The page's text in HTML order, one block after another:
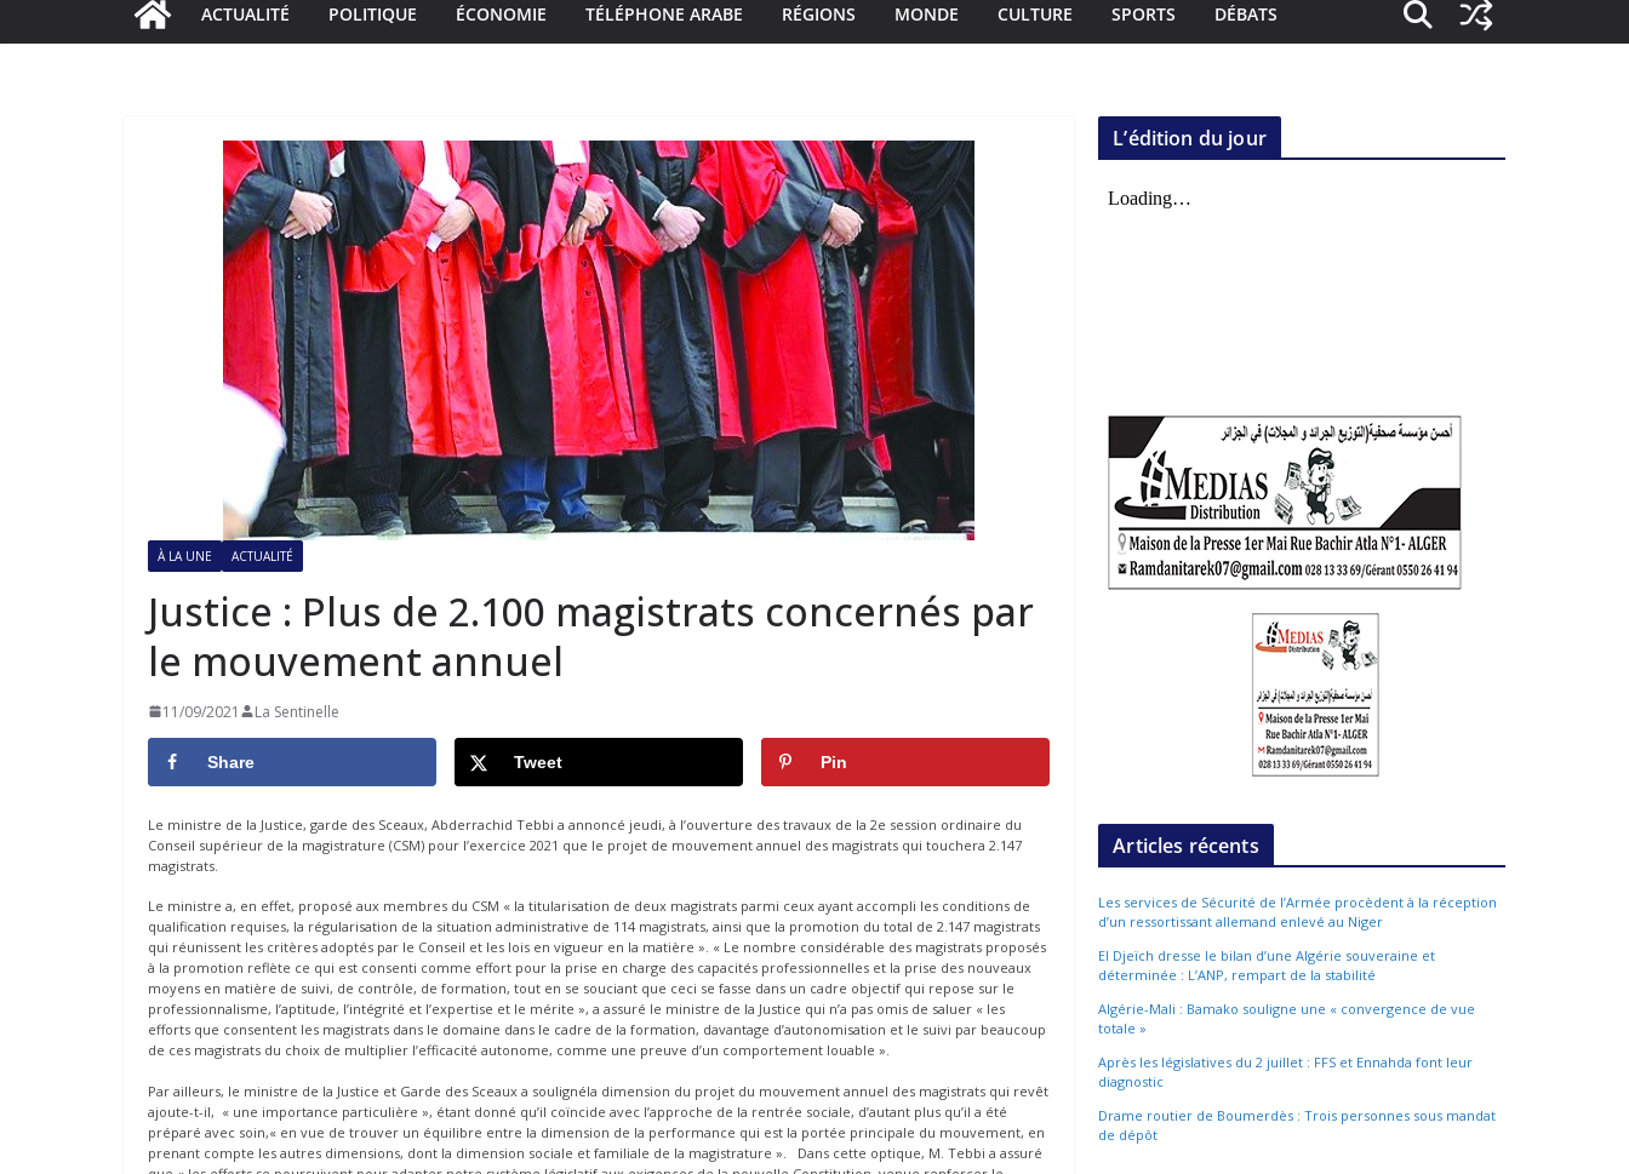
ACTUALITÉ POLITIQUE ÉCONOMIE TÉLÉPHONE ARABE RÉGIONS MONDE CULTURE SPORTS DÉBATS
À LA UNE ACTUALITÉ
Justice : Plus de 2.100 magistrats concernés par
le mouvement annuel
11/09/2021 La Sentinelle
Share Tweet Pin
Le ministre de la Justice, garde des Sceaux, Abderrachid Tebbi a annoncé jeudi, à l’ouverture des travaux de la 2e session ordinaire du
Conseil supérieur de la magistrature (CSM) pour l’exercice 2021 que le projet de mouvement annuel des magistrats qui touchera 2.147
magistrats.
Le ministre a, en effet, proposé aux membres du CSM « la titularisation de deux magistrats parmi ceux ayant accompli les conditions de
qualification requises, la régularisation de la situation administrative de 114 magistrats, ainsi que la promotion du total de 2.147 magistrats
qui réunissent les critères adoptés par le Conseil et les lois en vigueur en la matière ». « Le nombre considérable des magistrats proposés
à la promotion reflète ce qui est consenti comme effort pour la prise en charge des capacités professionnelles et la prise des nouveaux
moyens en matière de suivi, de contrôle, de formation, tout en se souciant que ceci se fasse dans un cadre objectif qui repose sur le
professionnalisme, l’aptitude, l’intégrité et l’expertise et le mérite », a assuré le ministre de la Justice qui n’a pas omis de saluer « les
efforts que consentent les magistrats dans le domaine dans le cadre de la formation, davantage d’autonomisation et le suivi par beaucoup
de ces magistrats du choix de multiplier l’efficacité autonome, comme une preuve d’un comportement louable ».
Par ailleurs, le ministre de la Justice et Garde des Sceaux a soulignéla dimension du projet du mouvement annuel des magistrats qui revêt
ajoute-t-il, « une importance particulière », étant donné qu’il coïncide avec l’approche de la rentrée sociale, d’autant plus qu’il a été
préparé avec soin,« en vue de trouver un équilibre entre la dimension de la performance qui est la portée principale du mouvement, en
prenant compte les autres dimensions, dont la dimension sociale et familiale de la magistrature ». Dans cette optique, M. Tebbi a assuré
L’édition du jour
Articles récents
Les services de Sécurité de l’Armée procèdent à la réception
d’un ressortissant allemand enlevé au Niger
El Djeïch dresse le bilan d’une Algérie souveraine et
déterminée : L’ANP, rempart de la stabilité
Algérie-Mali : Bamako souligne une « convergence de vue
totale »
Après les législatives du 2 juillet : FFS et Ennahda font leur
diagnostic
Drame routier de Boumerdès : Trois personnes sous mandat
de dépôt